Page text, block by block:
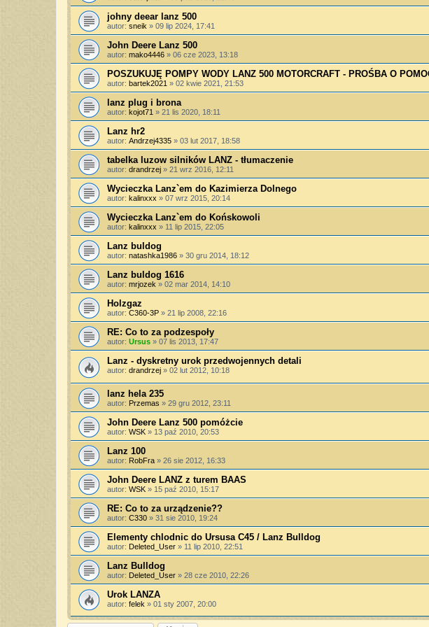
johny deear lanz 500
autor: sneik » 09 lip 2024, 17:41
John Deere Lanz 500
autor: mako4446 » 06 cze 2023, 13:18
POSZUKUJĘ POMPY WODY LANZ 500 MOTORCRAFT - PROŚBA O
autor: bartek2021 » 02 kwie 2021, 21:53
lanz plug i brona
autor: kojot71 » 21 lis 2020, 18:11
Lanz hr2
autor: Andrzej4335 » 03 lut 2017, 18:58
tabelka luzow silników LANZ - tłumaczenie
autor: drandrzej » 21 wrz 2016, 12:11
Wycieczka Lanz`em do Kazimierza Dolnego
autor: kalinxxx » 07 wrz 2015, 20:14
Wycieczka Lanz`em do Końskowoli
autor: kalinxxx » 11 lip 2015, 22:05
Lanz buldog
autor: natashka1986 » 30 gru 2014, 18:12
Lanz buldog 1616
autor: mrjozek » 02 mar 2014, 14:10
Holzgaz
autor: C360-3P » 21 lip 2008, 22:16
RE: Co to za podzespoły
autor: Ursus » 07 lis 2013, 17:47
Lanz - dyskretny urok przedwojennych detali
autor: drandrzej » 02 lut 2012, 10:18
lanz hela 235
autor: Przemas » 29 gru 2012, 23:11
John Deere Lanz 500 pomóżcie
autor: WSK » 13 paź 2010, 20:53
Lanz 100
autor: RobFra » 26 sie 2012, 16:33
John Deere LANZ z turem BAAS
autor: WSK » 15 paź 2010, 15:17
RE: Co to za urządzenie??
autor: C330 » 31 sie 2010, 19:24
Elementy chlodnic do Ursusa C45 / Lanz Bulldog
autor: Deleted_User » 11 lip 2010, 22:51
Lanz Bulldog
autor: Deleted_User » 28 cze 2010, 22:26
Urok LANZA
autor: felek » 01 sty 2007, 20:00